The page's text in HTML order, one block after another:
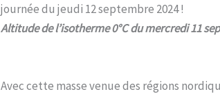
journée du jeudi 12 septembre 2024 !
Altitude de l’isotherme 0°C du mercredi 11
Avec cette masse venue des régions